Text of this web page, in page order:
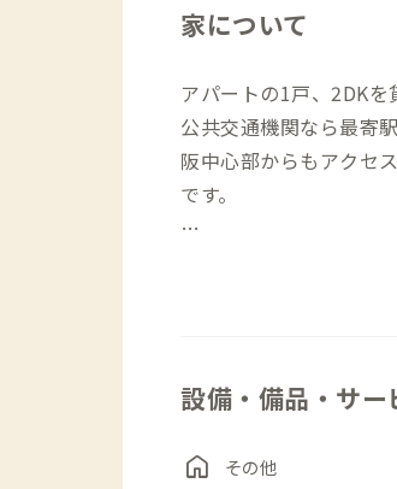
家について
アパートの1戸、2DKを
公共交通機関なら最寄
阪中心部からもアクセ
です。
かれており、どの年代
ペースとして利用され
設備・備品・サー
home その他